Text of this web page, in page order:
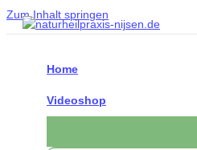
Zum Inhalt springen
Home
Videoshop